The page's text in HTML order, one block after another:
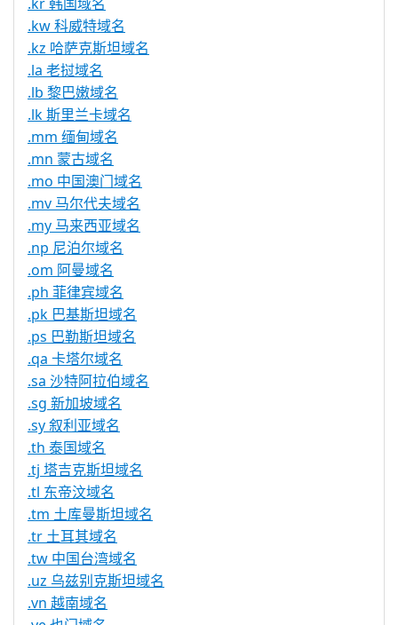
.kr 韩国域名
.kw 科威特域名
.kz 哈萨克斯坦域名
.la 老挝域名
.lb 黎巴嫩域名
.lk 斯里兰卡域名
.mm 缅甸域名
.mn 蒙古域名
.mo 中国澳门域名
.mv 马尔代夫域名
.my 马来西亚域名
.np 尼泊尔域名
.om 阿曼域名
.ph 菲律宾域名
.pk 巴基斯坦域名
.ps 巴勒斯坦域名
.qa 卡塔尔域名
.sa 沙特阿拉伯域名
.sg 新加坡域名
.sy 叙利亚域名
.th 泰国域名
.tj 塔吉克斯坦域名
.tl 东帝汶域名
.tm 土库曼斯坦域名
.tr 土耳其域名
.tw 中国台湾域名
.uz 乌兹别克斯坦域名
.vn 越南域名